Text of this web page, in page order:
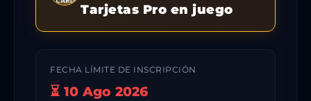
Tarjetas Pro en juego
FECHA LÍMITE DE INSCRIPCIÓN
⏳ 10 Ago 2026